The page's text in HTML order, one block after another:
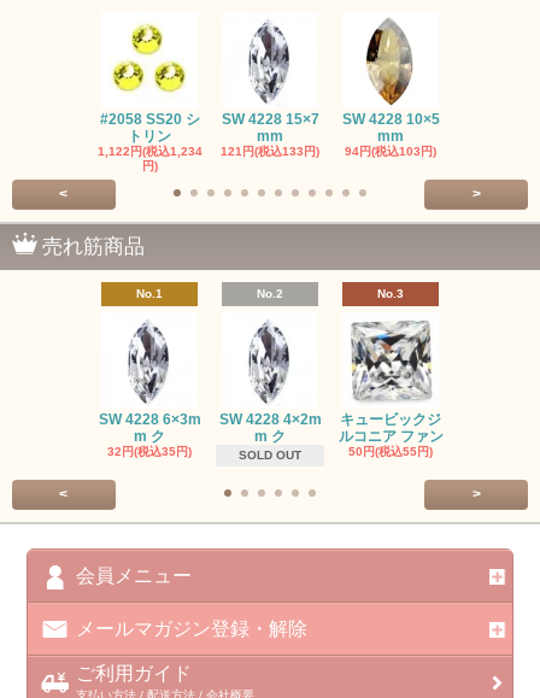
#2058 SS20 シ
トリン
1,122円(税込1,234
円)
SW 4228 15×7
mm
121円(税込133円)
SW 4228 10×5
mm
94円(税込103円)
< >
売れ筋商品
No.1
SW 4228 6×3m
m ク
32円(税込35円)
No.2
SW 4228 4×2m
m ク
SOLD OUT
No.3
キュービックジ
ルコニア ファン
50円(税込55円)
< >
会員メニュー
メールマガジン登録・解除
ご利用ガイド
支払い方法 / 配送方法 / 会社概要